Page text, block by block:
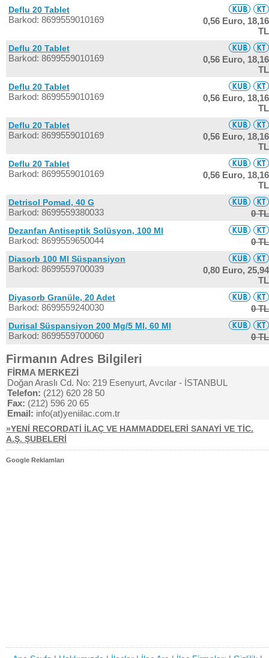
Deflu 20 Tablet
Barkod: 8699559010169 0,56 Euro, 18,16
TL
Deflu 20 Tablet
Barkod: 8699559010169 0,56 Euro, 18,16
TL
Deflu 20 Tablet
Barkod: 8699559010169 0,56 Euro, 18,16
TL
Deflu 20 Tablet
Barkod: 8699559010169 0,56 Euro, 18,16
TL
Deflu 20 Tablet
Barkod: 8699559010169 0,56 Euro, 18,16
TL
Detrisol Pomad, 40 G
Barkod: 8699559380033 0 TL
Dezanfan Antiseptik Solüsyon, 100 Ml
Barkod: 8699559650044 0 TL
Diasorb 100 Ml Süspansiyon
Barkod: 8699559700039 0,80 Euro, 25,94
TL
Diyasorb Granüle, 20 Adet
Barkod: 8699559240030 0 TL
Durisal Süspansiyon 200 Mg/5 Ml, 60 Ml
Barkod: 8699559700060 0 TL
Firmanın Adres Bilgileri
FİRMA MERKEZİ
Doğan Araslı Cd. No: 219 Esenyurt, Avcılar - İSTANBUL
Telefon: (212) 620 28 50
Fax: (212) 596 20 65
Email: info(at)yeniilac.com.tr
»YENİ RECORDATİ İLAÇ VE HAMMADDELERİ SANAYİ VE TİC.
A.Ş. ŞUBELERİ
Google Reklamları